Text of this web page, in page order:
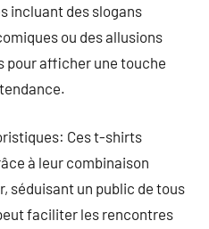
incluant des slogans
ou des allusions
pour afficher une touche
Ces t-shirts
à leur combinaison
séduisant un public de tous
faciliter les rencontres